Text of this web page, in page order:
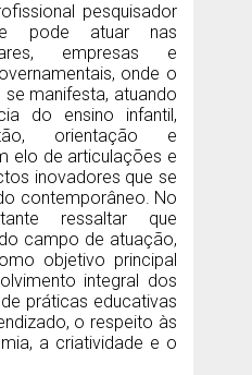
pesquisador
pode atuar nas
empresas e
onde o
manifesta, atuando
do ensino infantil,
orientação e
elo de articulações e
inovadores que se
contemporâneo. No
ressaltar que
campo de atuação,
objetivo principal
integral dos
práticas educativas
o respeito às
a criatividade e o